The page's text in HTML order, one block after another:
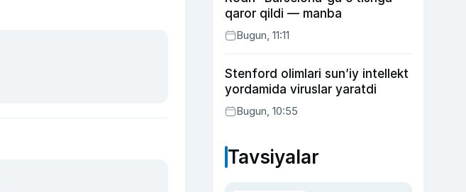
qaror qildi — manba
Bugun, 11:11
Stenford olimlari sun’iy intellekt
yordamida viruslar yaratdi
Bugun, 10:55
Tavsiyalar